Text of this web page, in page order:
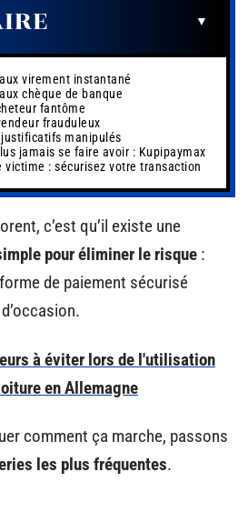
virement instantané
chèque de banque
fantôme
frauduleux
justificatifs manipulés
jamais se faire avoir : Kupipaymax
victime : sécurisez votre transaction
c’est qu’il existe une
pour éliminer le risque :
de paiement sécurisé
à éviter lors de l'utilisation
en Allemagne
comment ça marche, passons
les plus fréquentes.